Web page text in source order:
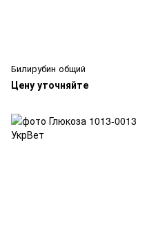
Билирубин общий
Цену уточняйте